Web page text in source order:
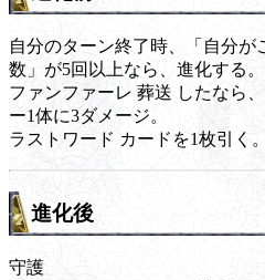
自分のターン終了時、「自分が
数」が5回以上なら、進化する。
ファンファーレ 葬送 したなら
ー1体に3ダメージ。
ラストワード カードを1枚引く。
進化後
守護